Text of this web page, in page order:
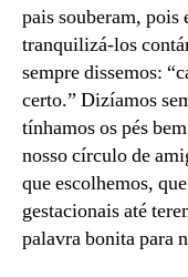
pais souberam, pois
tranquilizá-los
sempre dissemos:
certo.” Dizíamos
tínhamos os pés
nosso círculo de
que escolhemos,
gestacionais até
palavra bonita para